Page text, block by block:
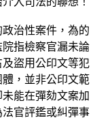
治性案件，為的
指檢察官漏未論
盜用公印文等犯
，並非公印文範
能在彈劾文案加
官評鑑或糾彈事